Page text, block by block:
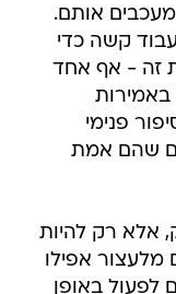
אותם.
קשה כדי
זה - אף אחד
באמירות
פנימי
שהם אמת
אלא רק להיות
אפילו
לפעול באופן